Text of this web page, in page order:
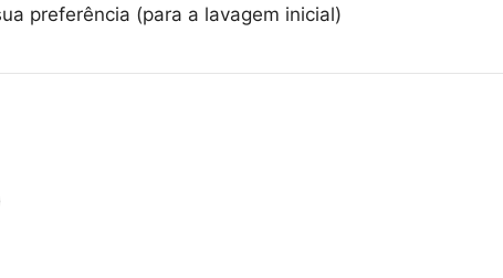
preferência (para a lavagem inicial)